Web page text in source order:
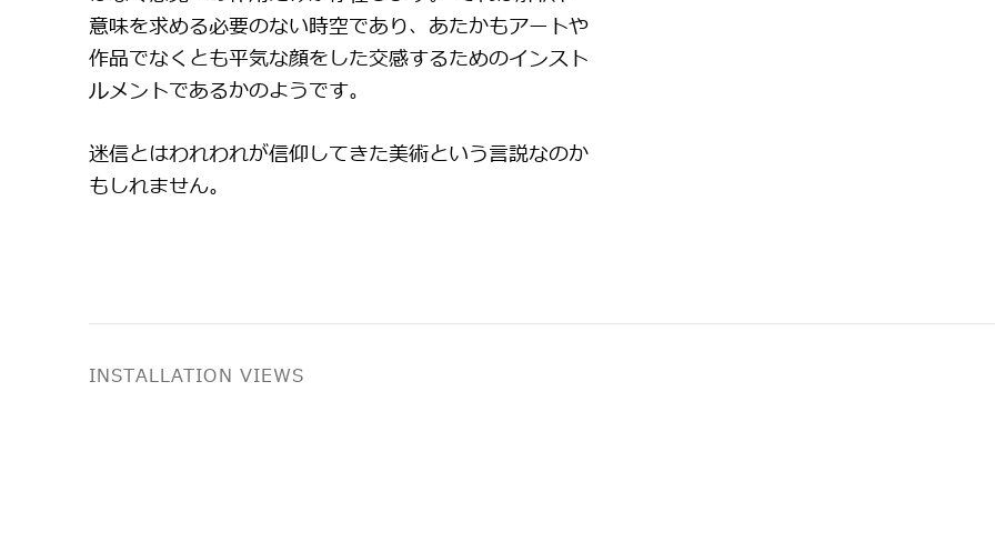
意味を求める必要のない時空であり、あたかもアートや
作品でなくとも平気な顔をした交感するためのインスト
ルメントであるかのようです。
迷信とはわれわれが信仰してきた美術という言説なのか
もしれません。
INSTALLATION VIEWS